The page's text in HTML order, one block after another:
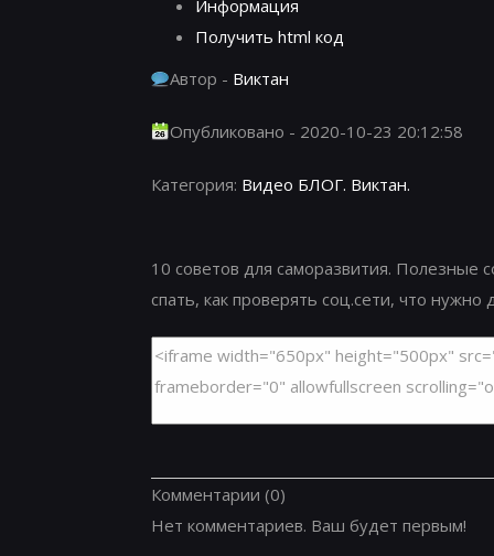
Информация
Получить html код
Автор - Виктан
Опубликовано - 2020-10-23 20:12:58
Категория: Видео БЛОГ. Виктан.
10 советов для саморазвития. Полезные
спать, как проверять соц.сети, что нужно
Комментарии (0)
Нет комментариев. Ваш будет первым!